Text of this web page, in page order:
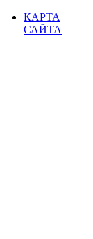
КАРТА
САЙТА